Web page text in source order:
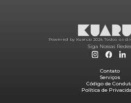
Powered by Kuarup 2024. Todos os
Siga Nossas Redes
Contato
Serviços
Código de
Política de